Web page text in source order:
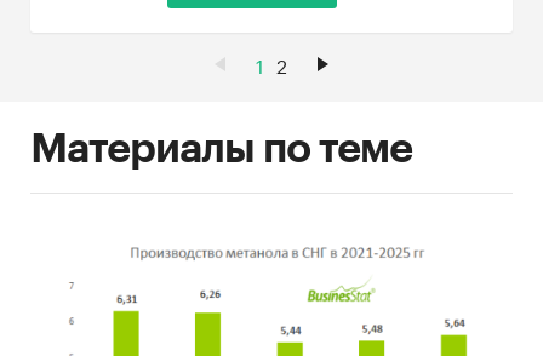
1 2
Материалы по теме